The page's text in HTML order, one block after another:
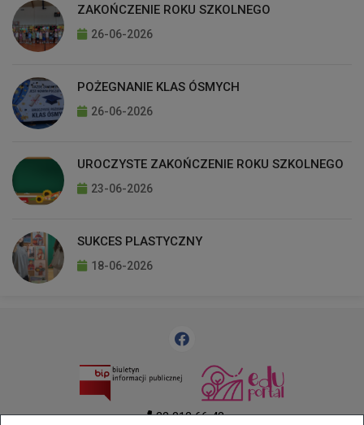
ZAKOŃCZENIE ROKU SZKOLNEGO
26-06-2026
POŻEGNANIE KLAS ÓSMYCH
26-06-2026
UROCZYSTE ZAKOŃCZENIE ROKU SZKOLNEGO
23-06-2026
SUKCES PLASTYCZNY
18-06-2026
33 812 66 43